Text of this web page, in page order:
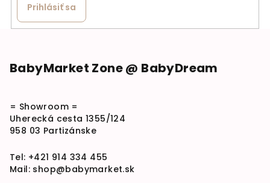
Prihlásiť sa
BabyMarket Zone @ BabyDream
= Showroom =
Uherecká cesta 1355/124
958 03 Partizánske
Tel: +421 914 334 455
Mail: shop@babymarket.sk